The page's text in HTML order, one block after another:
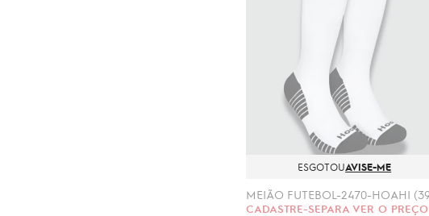
ESGOTOUAVISE-ME
CADASTRE-SEPARA VER O PREÇO